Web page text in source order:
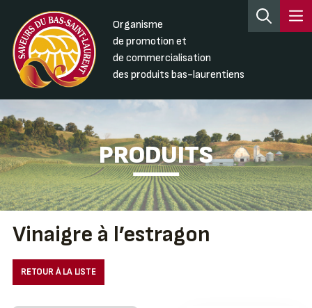
Organisme
de promotion et
de commercialisation
des produits bas-laurentiens
PRODUITS
Vinaigre à l’estragon
RETOUR À LA LISTE